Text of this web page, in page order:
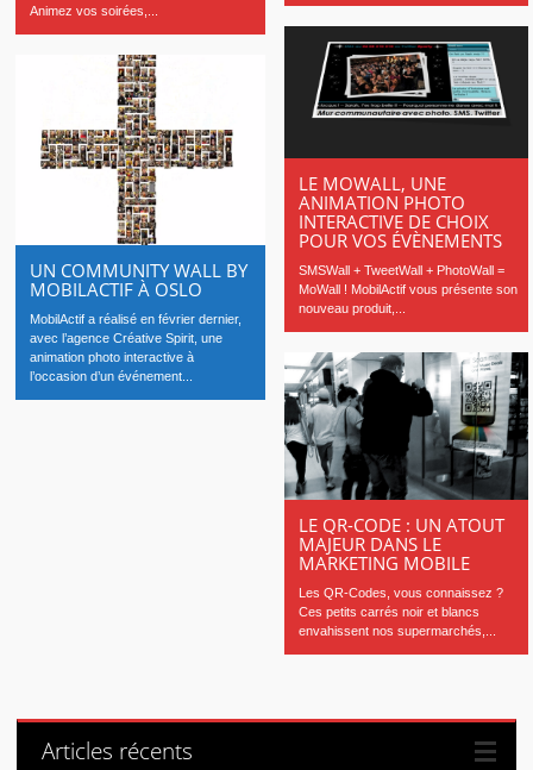
Animez vos soirées,...
LE MOWALL, UNE
ANIMATION PHOTO
INTERACTIVE DE CHOIX
POUR VOS ÉVÈNEMENTS
SMSWall + TweetWall + PhotoWall =
MoWall ! MobilActif vous présente son
nouveau produit,...
UN COMMUNITY WALL BY
MOBILACTIF À OSLO
MobilActif a réalisé en février dernier,
avec l’agence Créative Spirit, une
animation photo interactive à
l’occasion d’un événement...
LE QR-CODE : UN ATOUT
MAJEUR DANS LE
MARKETING MOBILE
Les QR-Codes, vous connaissez ?
Ces petits carrés noir et blancs
envahissent nos supermarchés,...
Articles récents